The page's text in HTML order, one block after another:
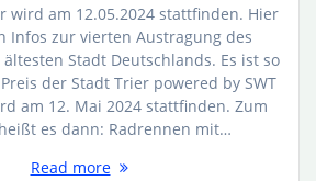
wird am 12.05.2024 stattfinden. Hier
Infos zur vierten Austragung des
Stadt Deutschlands. Es ist so
der Stadt Trier powered by SWT
am 12. Mai 2024 stattfinden. Zum
es dann: Radrennen mit…
Read more